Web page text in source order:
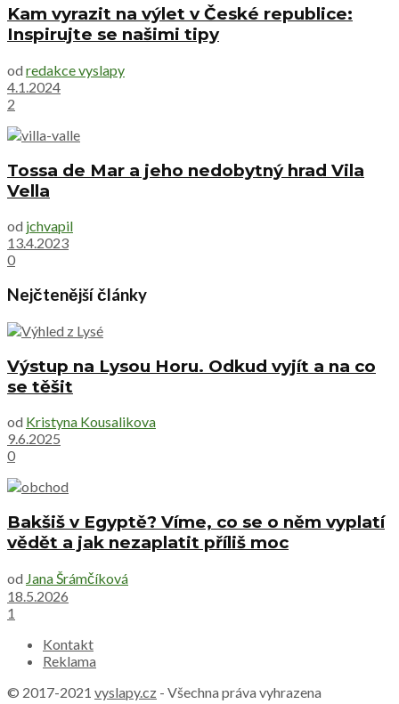
Kam vyrazit na výlet v České republice:
Inspirujte se našimi tipy
od redakce vyslapy
4.1.2024
2
Tossa de Mar a jeho nedobytný hrad Vila
Vella
od jchvapil
13.4.2023
0
Nejčtenější články
Výstup na Lysou Horu. Odkud vyjít a na co
se těšit
od Kristyna Kousalikova
9.6.2025
0
Bakšiš v Egyptě? Víme, co se o něm vyplatí
vědět a jak nezaplatit příliš moc
od Jana Šrámčíková
18.5.2026
1
Kontakt
Reklama
© 2017-2021 vyslapy.cz - Všechna práva vyhrazena